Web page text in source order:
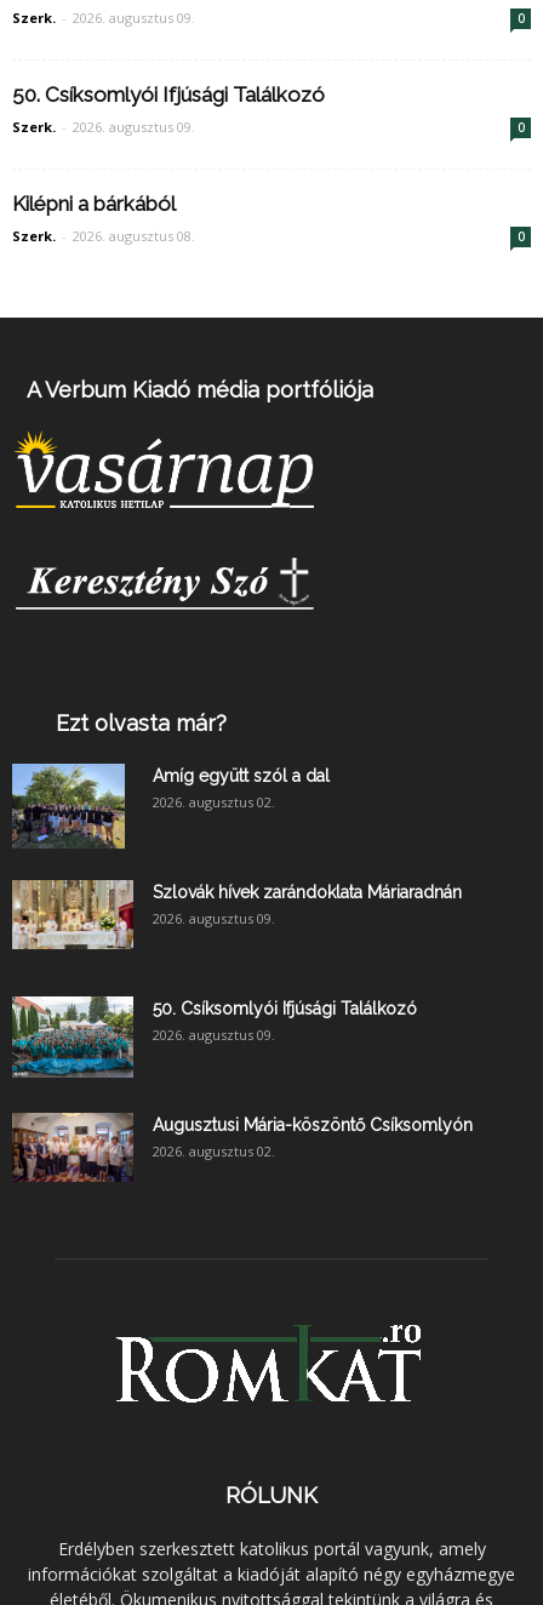
Szerk. - 2026. augusztus 09. 0
50. Csíksomlyói Ifjúsági Találkozó
Szerk. - 2026. augusztus 09. 0
Kilépni a bárkából
Szerk. - 2026. augusztus 08. 0
A Verbum Kiadó média portfóliója
Ezt olvasta már?
Amíg együtt szól a dal
2026. augusztus 02.
Szlovák hívek zarándoklata Máriaradnán
2026. augusztus 09.
50. Csíksomlyói Ifjúsági Találkozó
2026. augusztus 09.
Augusztusi Mária-köszöntő Csíksomlyón
2026. augusztus 02.
RÓLUNK
Erdélyben szerkesztett katolikus portál vagyunk, amely
információkat szolgáltat a kiadóját alapító négy egyházmegye
életéből. Ökumenikus nyitottsággal tekintünk a világra és